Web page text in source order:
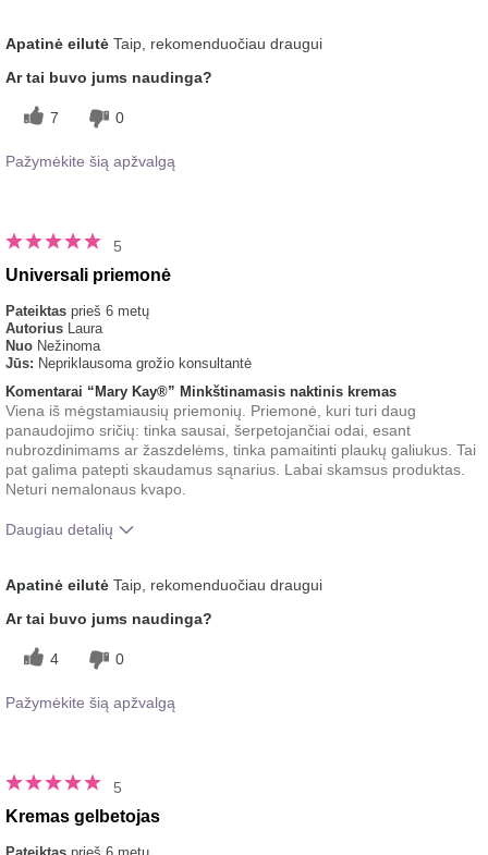
įspūdis po šio produkto
naudojimo?
Riebinimo pojūtis, Tolygiai
Apatinė eilutė Taip, rekomenduočiau draugui
Ar tai buvo jums naudinga?
7 0
Pažymėkite šią apžvalgą
5
Universali priemonė
Pateiktas prieš 6 metų
Autorius Laura
Nuo Nežinoma
Jūs: Nepriklausoma grožio konsultantė
Komentarai “Mary Kay®” Minkštinamasis naktinis kremas
Viena iš mėgstamiausių priemonių. Priemonė, kuri turi daug
panaudojimo sričių: tinka sausai, šerpetojančiai odai, esant
nubrozdinimams ar žaszdelėms, tinka pamaitinti plaukų galiukus. Tai
pat galima patepti skaudamus sąnarius. Labai skamsus produktas.
Neturi nemalonaus kvapo.
Daugiau detalių
produkto naudojimo?
Apatinė eilutė Taip, rekomenduočiau draugui
Ar tai buvo jums naudinga?
4 0
Pažymėkite šią apžvalgą
5
Kremas gelbetojas